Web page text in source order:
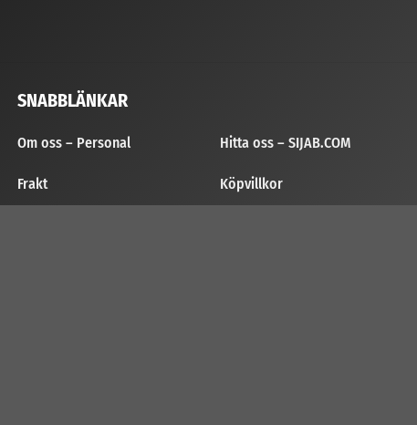
SNABBLÄNKAR
Om oss – Personal
Frakt
Hitta oss – SIJAB.COM
Köpvillkor